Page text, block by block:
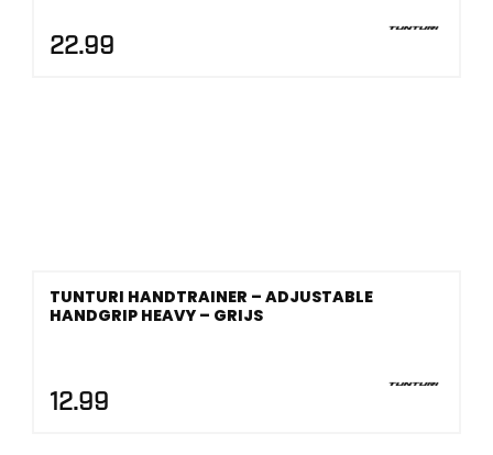
22.99
TUNTURI HANDTRAINER – ADJUSTABLE
HANDGRIP HEAVY – GRIJS
12.99